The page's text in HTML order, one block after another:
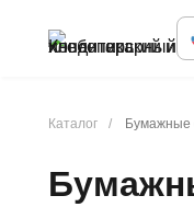
Каталог Бумажные